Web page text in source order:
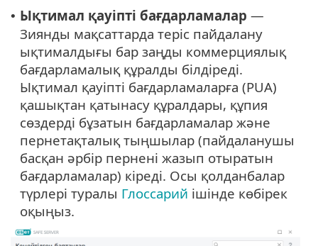
• Ықтимал қауіпті бағдарламалар —
Зиянды мақсаттарда теріс пайдалану
ықтималдығы бар заңды коммерциялық
бағдарламалық құралды білдіреді.
Ықтимал қауіпті бағдарламаларға (PUA)
қашықтан қатынасу құралдары, құпия
сөздерді бұзатын бағдарламалар және
пернетақталық тыңшылар (пайдаланушы
басқан әрбір пернені жазып отыратын
бағдарламалар) кіреді. Осы қолданбалар
түрлері туралы Глоссарий ішінде көбірек
оқыңыз.